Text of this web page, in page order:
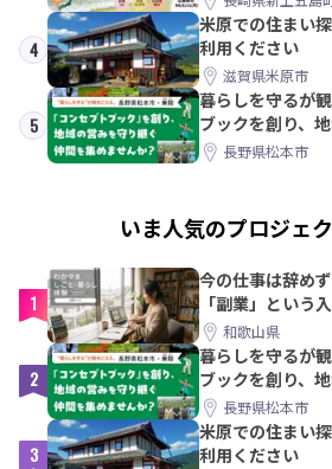
4
米原での住まい
利用ください
滋賀県米原市
5
暮らしを守るが
ブックを創り、
間を集めませんか
長野県松本市
いま人気のプロジェ
1
今の仕事は辞め
「副業」という
和歌山県
2
暮らしを守るが
ブックを創り、
間を集めませんか
長野県松本市
3
米原での住まい
利用ください